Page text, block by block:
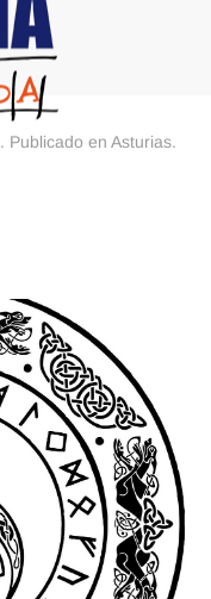
. Publicado en Asturias.